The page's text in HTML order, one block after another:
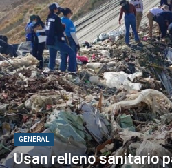
GENERAL
Usan relleno sanitario